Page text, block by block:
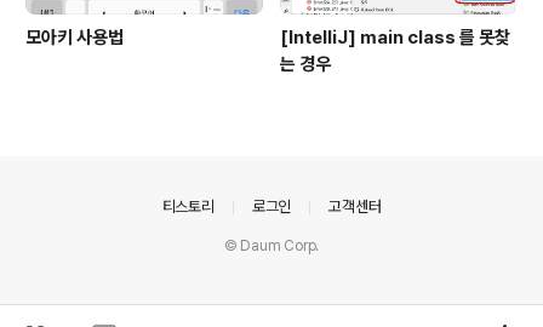
모아키 사용법
[IntelliJ] main class 를 못찾
는 경우
티스토리 로그인 고객센터
© Daum Corp.